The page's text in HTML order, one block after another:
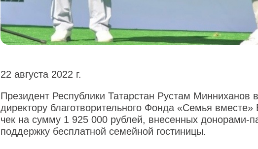
22 августа 2022 г.
Президент Республики Татарстан Рустам Минниханов
директору благотворительного Фонда «Семья
чек на сумму 1 925 000 рублей, внесенных донорами-
поддержку бесплатной семейной гостиницы.